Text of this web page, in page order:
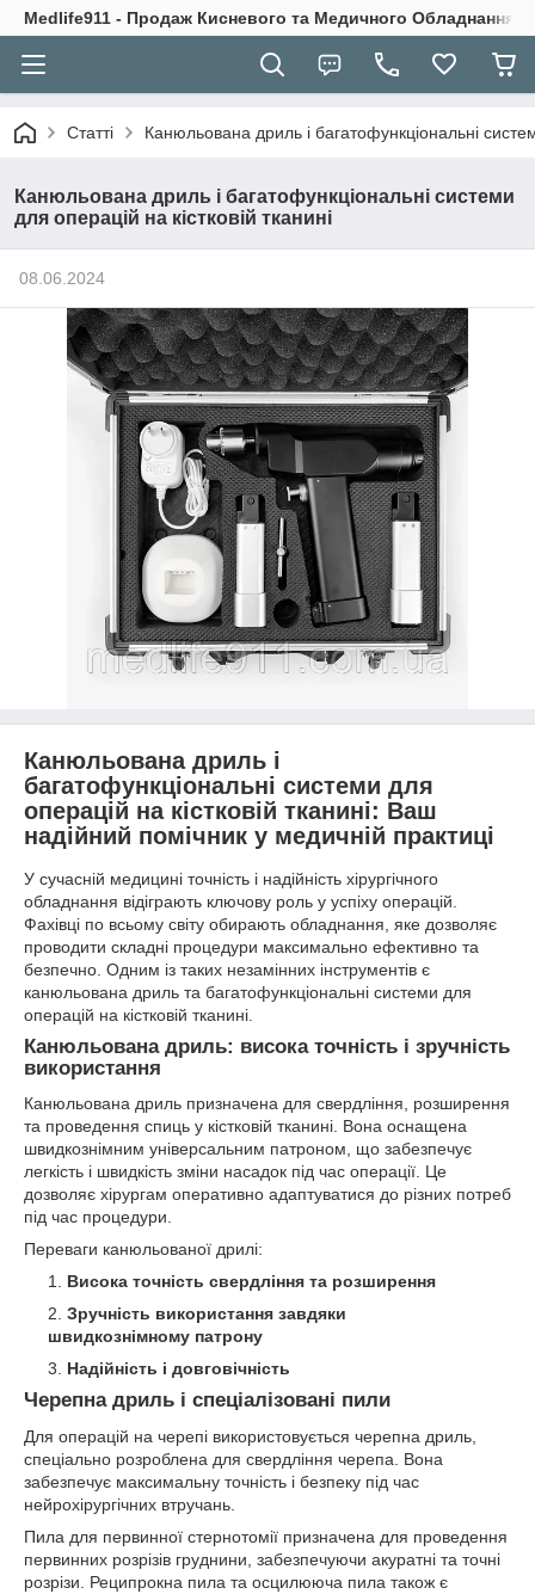
Medlife911 - Продаж Кисневого та Медичного Обладнання
Статті Канюльована дриль і багатофункціональні
Канюльована дриль і багатофункціональні системи
для операцій на кістковій тканині
08.06.2024
Канюльована дриль і
багатофункціональні системи для
операцій на кістковій тканині: Ваш
надійний помічник у медичній практиці
У сучасній медицині точність і надійність хірургічного
обладнання відіграють ключову роль у успіху операцій.
Фахівці по всьому світу обирають обладнання, яке дозволяє
проводити складні процедури максимально ефективно та
безпечно. Одним із таких незамінних інструментів є
канюльована дриль та багатофункціональні системи для
операцій на кістковій тканині.
Канюльована дриль: висока точність і зручність
використання
Канюльована дриль призначена для свердління, розширення
та проведення спиць у кістковій тканині. Вона оснащена
швидкознімним універсальним патроном, що забезпечує
легкість і швидкість зміни насадок під час операції. Це
дозволяє хірургам оперативно адаптуватися до різних потреб
під час процедури.
Переваги канюльованої дрилі:
Висока точність свердління та розширення
Зручність використання завдяки
швидкознімному патрону
Надійність і довговічність
Черепна дриль і спеціалізовані пили
Для операцій на черепі використовується черепна дриль,
спеціально розроблена для свердління черепа. Вона
забезпечує максимальну точність і безпеку під час
нейрохірургічних втручань.
Пила для первинної стернотомії призначена для проведення
первинних розрізів груднини, забезпечуючи акуратні та точні
розрізи. Реципрокна пила та осцилююча пила також є